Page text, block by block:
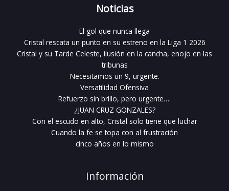
Noticias
El gol que nunca llega
Cristal rescata un punto en su estreno en la Liga 1 2026
Cristal y su Tarde Celeste, ilusión en la cancha, enojo en las
tribunas
Necesitamos un 9, urgente.
Versatilidad Ofensiva
Refuerzo sin brillo, pero urgente….
¿JUAN CRUZ GONZALES?
Con el escudo en alto, Cristal solo tiene que luchar
Cuando la fe se topa con al frustración
cinco años en lo mismo
Información